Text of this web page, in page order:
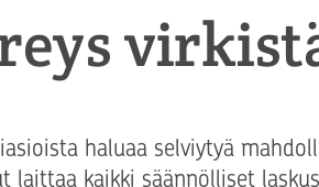
haluaa selviytyä
laittaa kaikki säännölliset